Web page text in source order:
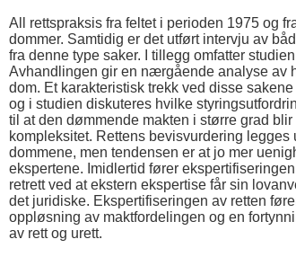
All rettspraksis fra feltet i perioden 1975 og
dommer. Samtidig er det utført intervju av
fra denne type saker. I tillegg omfatter
Avhandlingen gir en nærgående analyse av
dom. Et karakteristisk trekk ved disse
og i studien diskuteres hvilke
til at den dømmende makten i større grad
kompleksitet. Rettens bevisvurdering
dommene, men tendensen er at jo mer
ekspertene. Imidlertid fører
retrett ved at ekstern ekspertise får sin
det juridiske. Ekspertifiseringen av retten
oppløsning av maktfordelingen og en
av rett og urett.